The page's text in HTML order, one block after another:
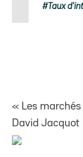
Taux
« Les
David Jacquot